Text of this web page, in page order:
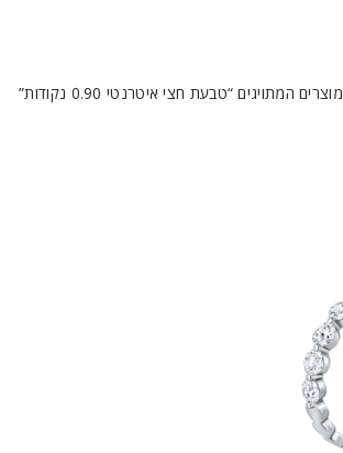
מוצרים המתויגים “טבעת חצי איטרנטי 0.90 נקודות”